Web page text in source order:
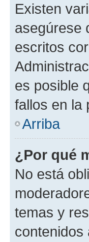
Existen
asegúrese
escritos
es posible
fallos en la
Arriba
¿Por qué
No está
temas y
contenidos